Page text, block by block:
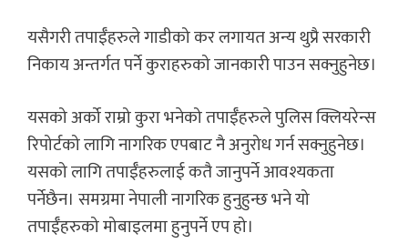
यसैगरी तपाईँहरुले गाडीको कर लगायत अन्य थुप्रै सरकारी
निकाय अन्तर्गत पर्ने कुराहरुको जानकारी पाउन सक्नुहुनेछ।
यसको अर्को राम्रो कुरा भनेको तपाईँहरुले पुलिस क्लियरेन्स
रिपोर्टको लागि नागरिक एपबाट नै अनुरोध गर्न सक्नुहुनेछ।
यसको लागि तपाईँहरुलाई कतै जानुपर्ने आवश्यकता
पर्नेछैन। समग्रमा नेपाली नागरिक हुनुहुन्छ भने यो
तपाईँहरुको मोबाइलमा हुनुपर्ने एप हो।